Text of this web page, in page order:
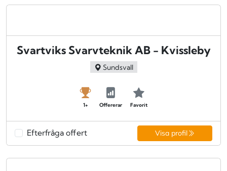
Svartviks Svarvteknik AB - Kvissleby
Sundsvall
1+ Offererar Favorit
Efterfråga offert Visa profil